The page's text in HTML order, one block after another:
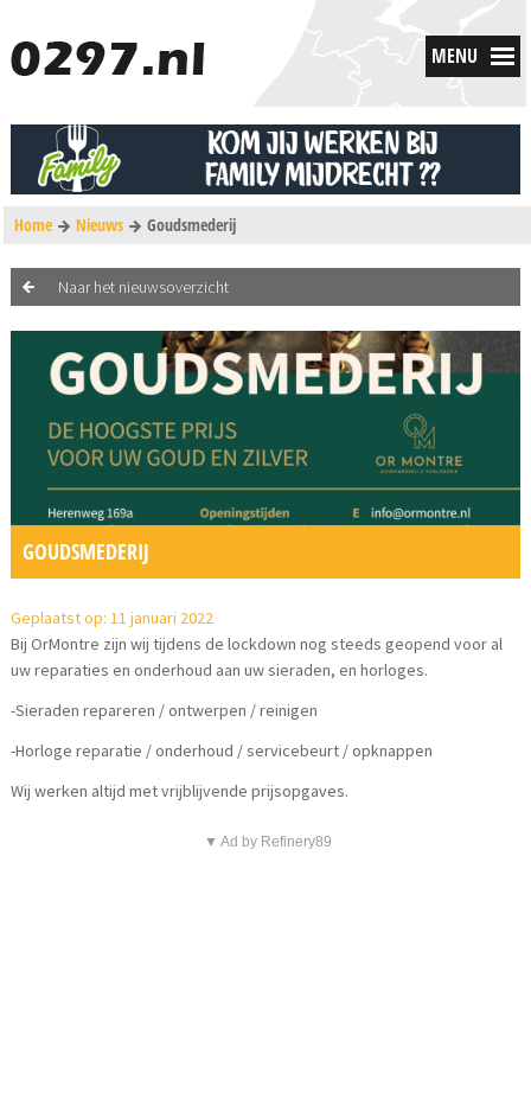
MENU
Home Nieuws Goudsmederij
Naar het nieuwsoverzicht
GOUDSMEDERIJ
Geplaatst op: 11 januari 2022
Bij OrMontre zijn wij tijdens de lockdown nog steeds geopend voor al
uw reparaties en onderhoud aan uw sieraden, en horloges.
-Sieraden repareren / ontwerpen / reinigen
-Horloge reparatie / onderhoud / servicebeurt / opknappen
Wij werken altijd met vrijblijvende prijsopgaves.
▼ Ad by Refinery89